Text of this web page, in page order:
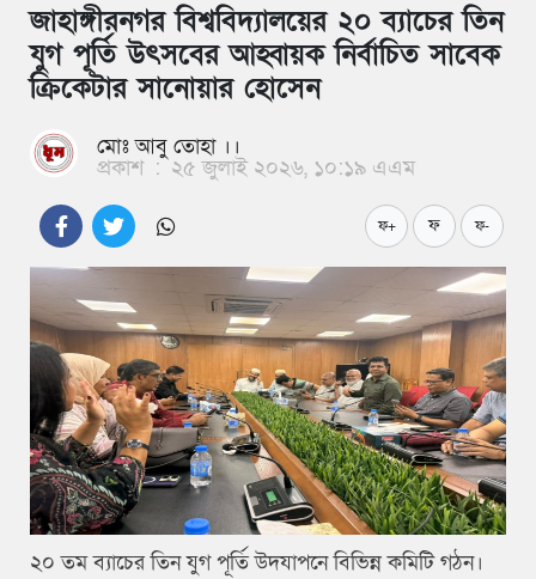
জাহাঙ্গীরনগর বিশ্ববিদ্যালয়ের ২০ ব্যাচের তিন
যুগ পূর্তি উৎসবের আহ্বায়ক নির্বাচিত সাবেক
ক্রিকেটার সানোয়ার হোসেন
মোঃ আবু তোহা ।।
প্রকাশ : ২৫ জুলাই ২০২৬, ১০:১৯ এএম
ফ+ ফ ফ-
২০ তম ব্যাচের তিন যুগ পূর্তি উদযাপনে বিভিন্ন কমিটি গঠন।